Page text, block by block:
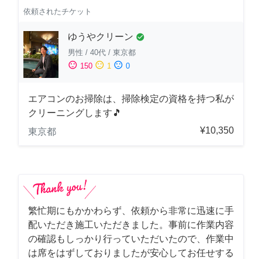
依頼されたチケット
ゆうやクリーン check_circle
男性 / 40代 / 東京都
sentiment_satisfied 150 sentiment_neutral 1 sentiment_dissatisfied 0
エアコンのお掃除は、掃除検定の資格を持つ私が
クリーニングします🎵
東京都
¥10,350
繁忙期にもかかわらず、依頼から非常に迅速に手
配いただき施工いただきました。事前に作業内容
の確認もしっかり行っていただいたので、作業中
は席をはずしておりましたが安心してお任せする